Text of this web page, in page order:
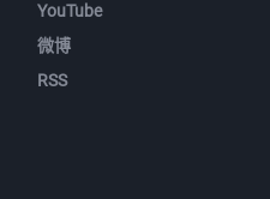
YouTube
微博
RSS